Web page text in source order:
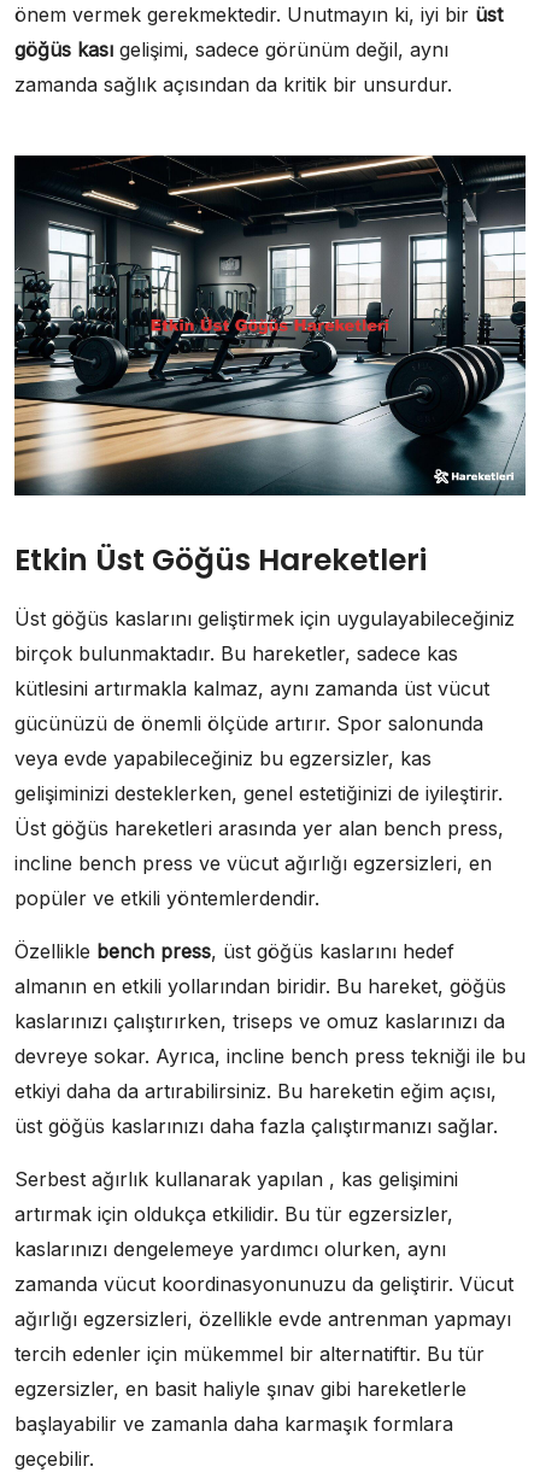
önem vermek gerekmektedir. Unutmayın ki, iyi bir üst
göğüs kası gelişimi, sadece görünüm değil, aynı
zamanda sağlık açısından da kritik bir unsurdur.
Etkin Üst Göğüs Hareketleri
Üst göğüs kaslarını geliştirmek için uygulayabileceğiniz
birçok bulunmaktadır. Bu hareketler, sadece kas
kütlesini artırmakla kalmaz, aynı zamanda üst vücut
gücünüzü de önemli ölçüde artırır. Spor salonunda
veya evde yapabileceğiniz bu egzersizler, kas
gelişiminizi desteklerken, genel estetiğinizi de iyileştirir.
Üst göğüs hareketleri arasında yer alan bench press,
incline bench press ve vücut ağırlığı egzersizleri, en
popüler ve etkili yöntemlerdendir.
Özellikle bench press, üst göğüs kaslarını hedef
almanın en etkili yollarından biridir. Bu hareket, göğüs
kaslarınızı çalıştırırken, triseps ve omuz kaslarınızı da
devreye sokar. Ayrıca, incline bench press tekniği ile bu
etkiyi daha da artırabilirsiniz. Bu hareketin eğim açısı,
üst göğüs kaslarınızı daha fazla çalıştırmanızı sağlar.
Serbest ağırlık kullanarak yapılan , kas gelişimini
artırmak için oldukça etkilidir. Bu tür egzersizler,
kaslarınızı dengelemeye yardımcı olurken, aynı
zamanda vücut koordinasyonunuzu da geliştirir. Vücut
ağırlığı egzersizleri, özellikle evde antrenman yapmayı
tercih edenler için mükemmel bir alternatiftir. Bu tür
egzersizler, en basit haliyle şınav gibi hareketlerle
başlayabilir ve zamanla daha karmaşık formlara
geçebilir.